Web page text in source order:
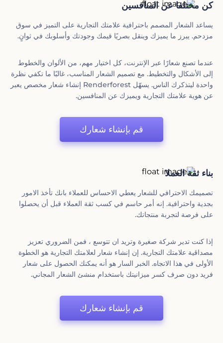
كن مختلفا عن المنافسين
يساعد الشعار المصمم باحترافية علامتك التجارية على التميز في سوق
مزدحم. يبرز ما يميزك وينقل بصريًا قيمك وجودتك وأسلوبك في ثوانٍ.
عندما تصنع شعارًا عبر الإنترنت، كل اختيار مهم، من الألوان والخطوط
إلى الأشكال والتخطيط. مع تصميم الشعار المناسب، غالبًا ما تكفي نظرة
واحدة ليتذكرك الناس. يسهّل Renderforest إنشاء شعار مخصص يعبر
عن هوية علامتك التجارية ويميزك عن المنافسين.
قم بإنشاء شعارك
بناء ثقة العملا
تصميمك الاحترافي للشعار يعطي الاحساس للعملاء بانك تأخذ الامور
بجدية واحترافية. إنه أمر حاسم في كسب ثقة العملاء قبل أن يحصلوا
على فرصة لتجربة منتجاتك.
إذا كنت تدير شركة صغيرة وتريد ان تتوسع ، فمن الضروري تعزيز
مصداقية علامتك التجارية. إن إنشاء شعار لعلامتك التجارية هو الخطوة
الأولى في هذا الاتجاه. الخبر السار هو أنه يمكنك الحصول على شعار
فريد دون صرف كسر ميزانيتك باستخدام منشئ الشعار المجاني.
قم بإنشاء شعارك